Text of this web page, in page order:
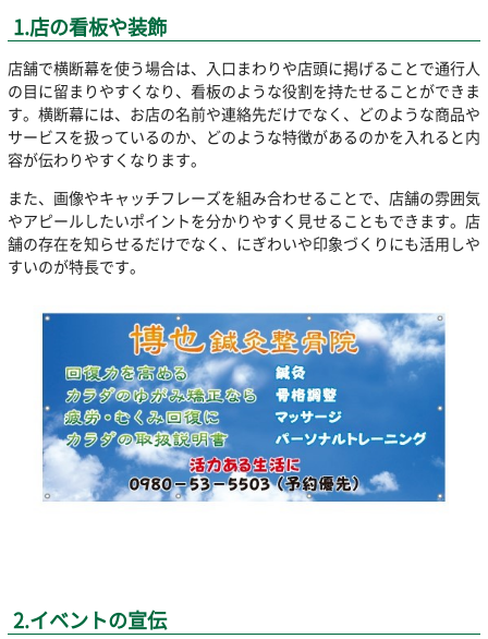
1.店の看板や装飾
店舗で横断幕を使う場合は、入口まわりや店頭に掲げることで通行人
の目に留まりやすくなり、看板のような役割を持たせることができま
す。横断幕には、お店の名前や連絡先だけでなく、どのような商品や
サービスを扱っているのか、どのような特徴があるのかを入れると内
容が伝わりやすくなります。
また、画像やキャッチフレーズを組み合わせることで、店舗の雰囲気
やアピールしたいポイントを分かりやすく見せることもできます。店
舗の存在を知らせるだけでなく、にぎわいや印象づくりにも活用しや
すいのが特長です。
2.イベントの宣伝